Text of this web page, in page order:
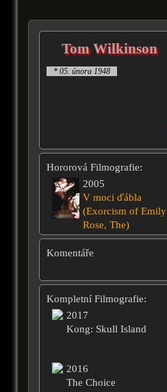
Tom Wilkinson
* 05. února 1948
Hororová Filmografie:
2005
V moci ďábla
(Exorcism of Emily
Rose, The)
Komentáře
Kompletní Filmografie:
2017
Kong: Skull Island
2016
The Choice